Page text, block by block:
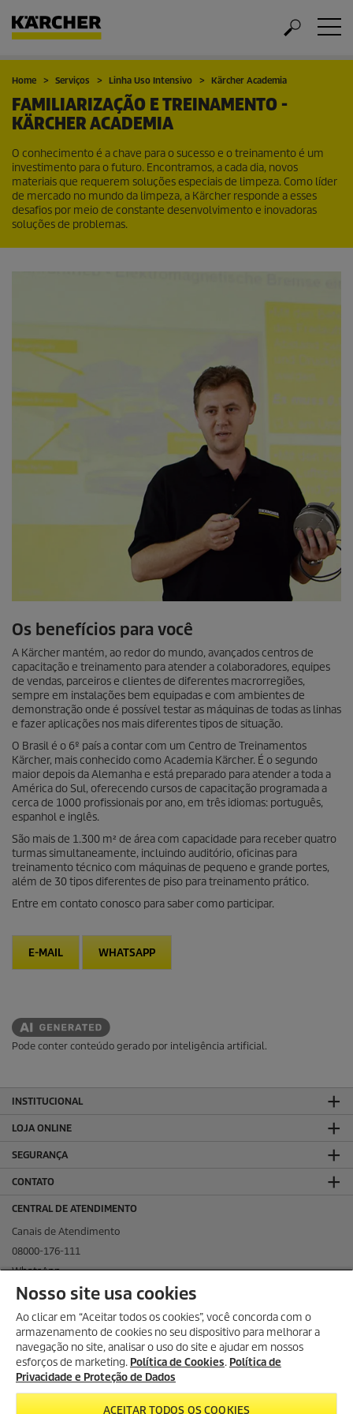
Home Serviços Linha Uso Intensivo Kärcher Academia
FAMILIARIZAÇÃO E TREINAMENTO -
KÄRCHER ACADEMIA
O conhecimento é a chave para o sucesso e o treinamento é um
investimento para o futuro. Encontramos, a cada dia, novos
materiais que requerem soluções especiais de limpeza. Como líder
de mercado no mundo da limpeza, a Kärcher responde a esses
desafios por meio de constante desenvolvimento e inovadoras
soluções de problemas.
Os benefícios para você
A Kärcher mantém, ao redor do mundo, avançados centros de
capacitação e treinamento para atender a colaboradores, equipes
de vendas, parceiros e clientes de diferentes macrorregiões,
sempre em instalações bem equipadas e com ambientes de
demonstração onde é possível testar as máquinas de todas as linhas
e fazer aplicações nos mais diferentes tipos de situação.
O Brasil é o 6º país a contar com um Centro de Treinamentos
Kärcher, mais conhecido como Academia Kärcher. É o segundo
maior depois da Alemanha e está preparado para atender a toda a
América do Sul, oferecendo cursos de capacitação programada a
cerca de 1000 profissionais por ano, em três idiomas: português,
espanhol e inglês.
São mais de 1.300 m² de área com capacidade para receber quatro
turmas simultaneamente, incluindo auditório, oficinas para
treinamento técnico com máquinas de pequeno e grande portes,
além de 30 tipos diferentes de piso para treinamento prático.
Entre em contato conosco para saber como participar.
E-MAIL WHATSAPP
Pode conter conteúdo gerado por inteligência artificial.
INSTITUCIONAL
LOJA ONLINE
SEGURANÇA
CONTATO
CENTRAL DE ATENDIMENTO
Canais de Atendimento
08000-176-111
WhatsApp
KÄRCHER NAS REDES SOCIAIS
KÄRCHER PROFISSIONAL
Nosso site usa cookies
Ao clicar em “Aceitar todos os cookies”, você concorda com o
armazenamento de cookies no seu dispositivo para melhorar a
navegação no site, analisar o uso do site e ajudar em nossos
esforços de marketing. Política de Cookies. Política de
Privacidade e Proteção de Dados
ACEITAR TODOS OS COOKIES